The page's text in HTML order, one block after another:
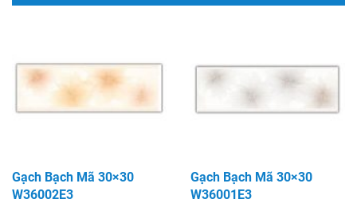
Gạch Bạch Mã 30×30
W36002E3
Gạch Bạch Mã 30×30
W36001E3